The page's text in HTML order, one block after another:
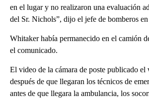
en el lugar y no realizaron una evaluación
del Sr. Nichols”, dijo el jefe de bomberos
Whitaker había permanecido en el camión
el comunicado.
El video de la cámara de poste publicado el
después de que llegaran los técnicos de
antes de que llegara la ambulancia, los